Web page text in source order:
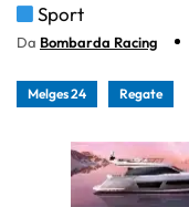
Sport
Da Bombarda Racing
Melges 24 Regate